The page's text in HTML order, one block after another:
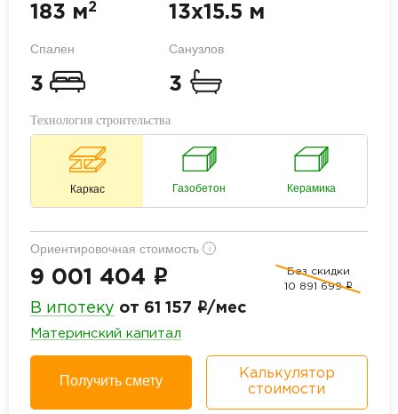
183 м2 13x15.5 м
Спален
3
Санузлов
3
Технология строительства
Каркас Газобетон Керамика
Ориентировочная стоимость i
9 001 404 i
Без скидки
10 891 699 i
В ипотеку от 61 157 i/мес
Материнский капитал
Получить смету
Калькулятор
стоимости